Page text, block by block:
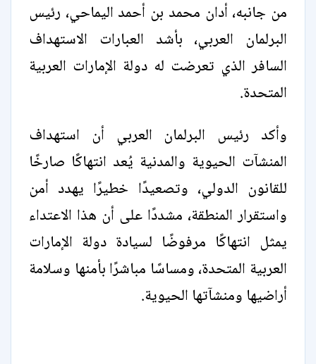
من جانبه، أدان محمد بن أحمد اليماحي، رئيس
البرلمان العربي، بأشد العبارات الاستهداف
السافر الذي تعرضت له دولة الإمارات العربية
المتحدة.
وأكد رئيس البرلمان العربي أن استهداف
المنشآت الحيوية والمدنية يُعد انتهاكًا صارخًا
للقانون الدولي، وتصعيدًا خطيرًا يهدد أمن
واستقرار المنطقة، مشددًا على أن هذا الاعتداء
يمثل انتهاكًا مرفوضًا لسيادة دولة الإمارات
العربية المتحدة، ومساسًا مباشرًا بأمنها وسلامة
أراضيها ومنشآتها الحيوية.